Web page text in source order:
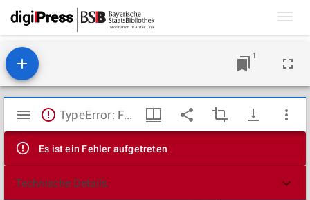
1
Mirador
Viewer
TypeError: Failed to fetch
Es ist ein Fehler aufgetreten
Technische Details